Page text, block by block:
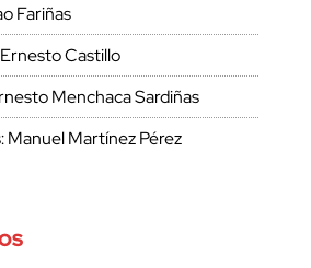
Fariñas
Castillo
Menchaca Sardiñas
Manuel Martínez Pérez